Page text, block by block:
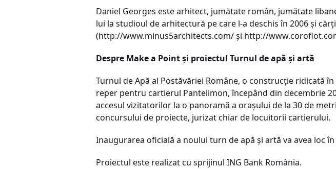
Daniel Georges este arhitect, jumătate român, jumătate
lui la studioul de arhitectură pe care l-a deschis în 2006 şi
(http://www.minus5architects.com/ şi http://
Despre Make a Point şi proiectul Turnul de apă şi artă
Turnul de Apă al Postăvăriei Române, o construcţie ridicată
reper pentru cartierul Pantelimon, începând din decembrie
accesul vizitatorilor la o panoramă a oraşului de la 30 de
concursului de proiecte, jurizat chiar de locuitorii cartierului.
Inaugurarea oficială a noului turn de apă şi artă va avea loc
Proiectul este realizat cu sprijinul ING Bank România.